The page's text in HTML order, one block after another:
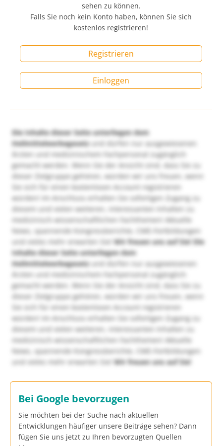
sehen zu können.
Falls Sie noch kein Konto haben, können Sie sich
kostenlos registrieren!
Registrieren
Einloggen
Die Inhalte dieser Seite unterliegen dem
Heilmittelwerbegesetzund dürfen nur ausgewiesenen
Ärzten und medizinischem Fachpersonal zugänglich
gemacht werden. Wenn Sie der Ansicht sind, dass Sie zu
dieser Zielgruppe gehören, würden wir uns freuen, wenn
Sie sich für einen kostenlosen Account registrieren
würden! Im Anschluss erhalten Sie sofortigen Zugang zu
diesem und vielen weiteren, interessanten Inhalten zu
medizinisch-wissenschaftlichen Fachthemen! Aktuelle
News, spannende Kongressberichte, CME-Fortbildungen
und vieles mehr erwarten Sie!Wir freuen uns auf Sie! Die
Inhalte dieser Seite unterliegen dem
Heilmittelwerbegesetzund dürfen nur ausgewiesenen
Ärzten und medizinischem Fachpersonal zugänglich
gemacht werden. Wenn Sie der Ansicht sind, dass Sie zu
dieser Zielgruppe gehören, würden wir uns freuen, wenn
Sie sich für einen kostenlosen Account registrieren
würden! Im Anschluss erhalten Sie sofortigen Zugang zu
diesem und vielen weiteren, interessanten Inhalten zu
medizinisch-wissenschaftlichen Fachthemen! Aktuelle
News, spannende Kongressberichte, CME-Fortbildungen
und vieles mehr erwarten Sie!Wir freuen uns auf Sie!
Bei Google bevorzugen
Sie möchten bei der Suche nach aktuellen
Entwicklungen häufiger unsere Beiträge sehen? Dann
fügen Sie uns jetzt zu Ihren bevorzugten Quellen